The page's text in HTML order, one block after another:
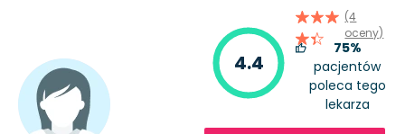
4.4
(4
oceny)
75%
pacjentów
poleca tego
lekarza